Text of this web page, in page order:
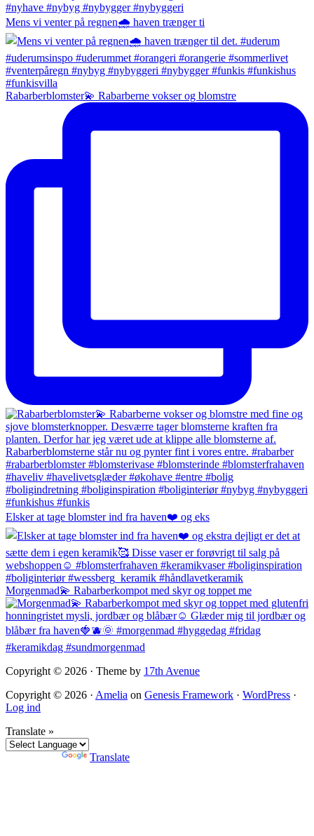
Mens vi venter på regnen🌧️ haven trænger ti
Rabarberblomster💫 Rabarberne vokser og blomstre
Elsker at tage blomster ind fra haven❤️ og eks
Morgenmad💫 Rabarberkompot med skyr og toppet me
Copyright © 2026 · Theme by 17th Avenue
Copyright © 2026 · Amelia on Genesis Framework · WordPress ·
Log ind
Translate »
Translate